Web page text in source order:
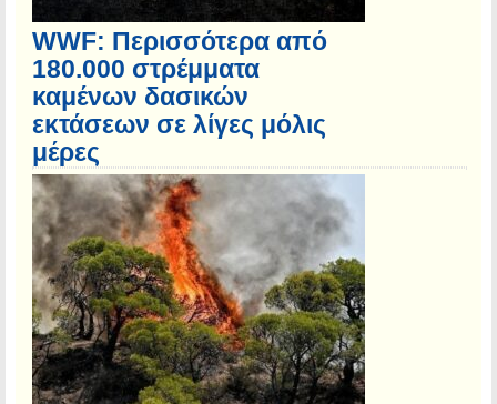
WWF: Περισσότερα από
180.000 στρέμματα
καμένων δασικών
εκτάσεων σε λίγες μόλις
μέρες